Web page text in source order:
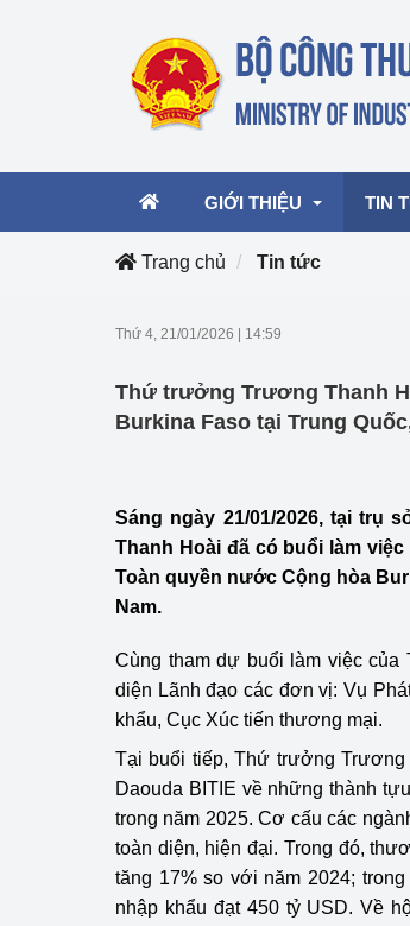
GIỚI THIỆU
Cơ cấu tổ chức
TIN
mại,
Công
Lịch
Bản
Phát
Phát
Tổ
Văn
Trang chủ Tin tức
Thứ 4, 21/01/2026 14:59
Thứ trưởng Trương Thanh
Burkina Faso tại Trung
Sáng ngày 21/01/2026, tại trụ
Thanh Hoài đã có buổi làm
Toàn quyền nước Cộng hòa
Nam.
Cùng tham dự buổi làm việc
diện Lãnh đạo các đơn vị: Vụ
khẩu, Cục Xúc tiến thương mại.
Tại buổi tiếp, Thứ trưởng
Daouda BITIE về những thành
trong năm 2025. Cơ cấu các
toàn diện, hiện đại. Trong đó,
tăng 17% so với năm 2024;
nhập khẩu đạt 450 tỷ USD. Về